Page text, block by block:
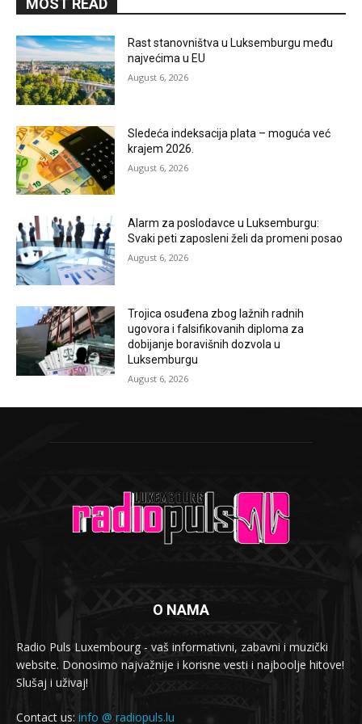
MOST READ
Rast stanovništva u Luksemburgu među
najvećima u EU
August 6, 2026
Sledeća indeksacija plata – moguća već
krajem 2026.
August 6, 2026
Alarm za poslodavce u Luksemburgu:
Svaki peti zaposleni želi da promeni posao
August 6, 2026
Trojica osuđena zbog lažnih radnih
ugovora i falsifikovanih diploma za
dobijanje boravišnih dozvola u
Luksemburgu
August 6, 2026
O NAMA
Radio Puls Luxembourg - vaš informativni, zabavni i muzički
website. Donosimo najvažnije i korisne vesti i najboolje hitove!
Slušaj i uživaj!
Contact us: info @ radiopuls.lu